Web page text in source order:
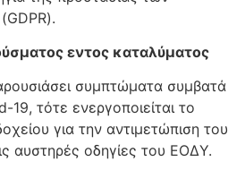
εντος καταλύματος
συμπτώματα συμβατά
τότε ενεργοποιείται το
για την αντιμετώπιση του
αυστηρές οδηγίες του ΕΟΔΥ.